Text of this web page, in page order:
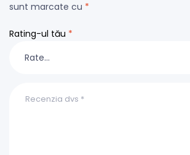
sunt marcate cu *
Rating-ul tău *